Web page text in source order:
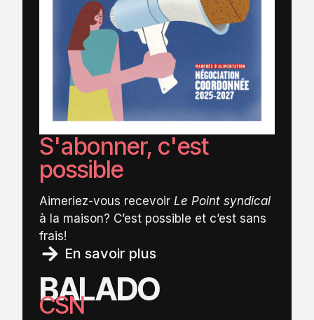
S'abonner, c'est
possible
Aimeriez-vous recevoir Le Point syndical
à la maison? C’est possible et c’est sans
frais!
En savoir plus
BALADO
CSN